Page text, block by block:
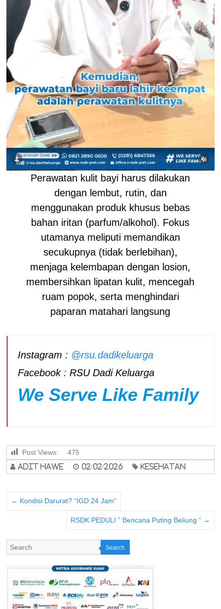
Perawatan kulit bayi harus dilakukan
dengan lembut, rutin, dan
menggunakan produk khusus bebas
bahan iritan (parfum/alkohol). Fokus
utamanya meliputi memandikan
secukupnya (tidak berlebihan),
menjaga kelembapan dengan losion,
membersihkan lipatan kulit, mencegah
ruam popok, serta menghindari
paparan matahari langsung
Instagram : @rsu.dadikeluarga
Facebook : RSU Dadi Keluarga
We Serve Like Family
Post Views: 475
adit hawe 02/02/2026 Kesehatan
← Kondisi Darurat? “IGD 24 Jam”
RSDK PEDULI ” Bencana Puting Beliung “ →
Search